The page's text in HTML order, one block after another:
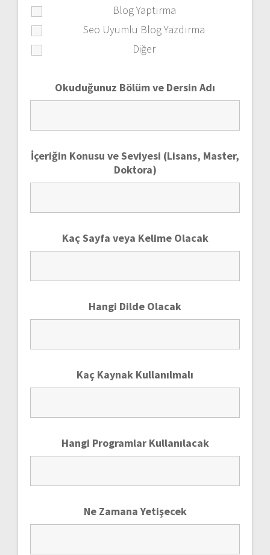
Blog Yaptırma
Seo Uyumlu Blog Yazdırma
Diğer
Okuduğunuz Bölüm ve Dersin Adı
İçeriğin Konusu ve Seviyesi (Lisans, Master,
Doktora)
Kaç Sayfa veya Kelime Olacak
Hangi Dilde Olacak
Kaç Kaynak Kullanılmalı
Hangi Programlar Kullanılacak
Ne Zamana Yetişecek